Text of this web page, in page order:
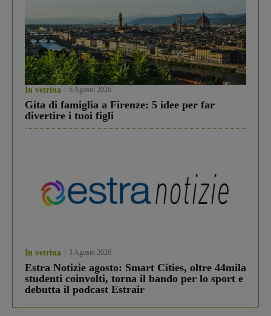
In vetrina 6 Agosto 2026
Gita di famiglia a Firenze: 5 idee per far
divertire i tuoi figli
In vetrina 3 Agosto 2026
Estra Notizie agosto: Smart Cities, oltre 44mila
studenti coinvolti, torna il bando per lo sport e
debutta il podcast Estrair